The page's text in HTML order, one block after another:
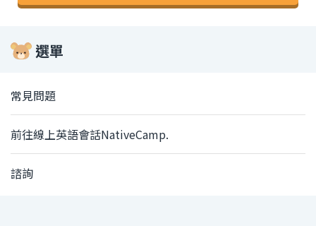
選單
常見問題
前往線上英語會話NativeCamp.
諮詢